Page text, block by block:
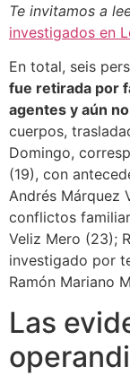
Te invitamos a
investigados en
En total, seis
fue retirada por
agentes y aún
cuerpos,
Domingo,
(19), con
Andrés Márquez
conflictos
Veliz Mero (23);
investigado por
Ramón Mariano
Las
operandi